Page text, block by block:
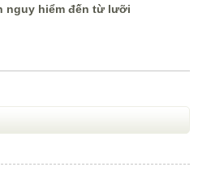
nguy hiểm đến từ lưỡi